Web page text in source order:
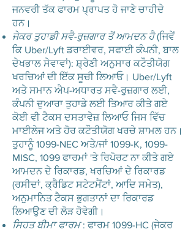
ਜਨਵਰੀ ਤੱਕ ਫਾਰਮ ਪ੍ਰਾਪਤ ਹੋ ਜਾਣੇ ਚਾਹੀਦੇ
ਹਨ।
ਜੇਕਰ ਤੁਹਾਡੀ ਸਵੈ-ਰੁਜ਼ਗਾਰ ਤੋਂ ਆਮਦਨ ਹੈ(ਜਿਵੇਂ
ਕਿ Uber/Lyft ਡਰਾਈਵਰ, ਸਫਾਈ ਕੰਪਨੀ, ਬਾਲ
ਦੇਖਭਾਲ ਸੇਵਾਵਾਂ): ਸ਼੍ਰੇਣੀ ਅਨੁਸਾਰ ਕਟੌਤੀਯੋਗ
ਖਰਚਿਆਂ ਦੀ ਇੱਕ ਸੂਚੀ ਲਿਆਓ। Uber/Lyft
ਅਤੇ ਸਮਾਨ ਐਪ-ਅਧਾਰਤ ਸਵੈ-ਰੁਜ਼ਗਾਰ ਲਈ,
ਕੰਪਨੀ ਦੁਆਰਾ ਤੁਹਾਡੇ ਲਈ ਤਿਆਰ ਕੀਤੇ ਗਏ
ਕੋਈ ਵੀ ਟੈਕਸ ਦਸਤਾਵੇਜ਼ ਲਿਆਓ ਜਿਸ ਵਿੱਚ
ਮਾਈਲੇਜ ਅਤੇ ਹੋਰ ਕਟੌਤੀਯੋਗ ਖਰਚੇ ਸ਼ਾਮਲ ਹਨ।
ਤੁਹਾਨੂੰ 1099-NEC ਅਤੇ/ਜਾਂ 1099-K, 1099-
MISC, 1099 ਫਾਰਮਾਂ 'ਤੇ ਰਿਪੋਰਟ ਨਾ ਕੀਤੇ ਗਏ
ਆਮਦਨ ਦੇ ਰਿਕਾਰਡ, ਖਰਚਿਆਂ ਦੇ ਰਿਕਾਰਡ
(ਰਸੀਦਾਂ, ਕ੍ਰੈਡਿਟ ਸਟੇਟਮੈਂਟਾਂ, ਆਦਿ ਸਮੇਤ),
ਅਨੁਮਾਨਿਤ ਟੈਕਸ ਭੁਗਤਾਨਾਂ ਦਾ ਰਿਕਾਰਡ
ਲਿਆਉਣ ਦੀ ਲੋੜ ਹੋਵੇਗੀ।
ਸਿਹਤ ਬੀਮਾ ਫਾਰਮ: ਫਾਰਮ 1099-HC (ਜੇਕਰ